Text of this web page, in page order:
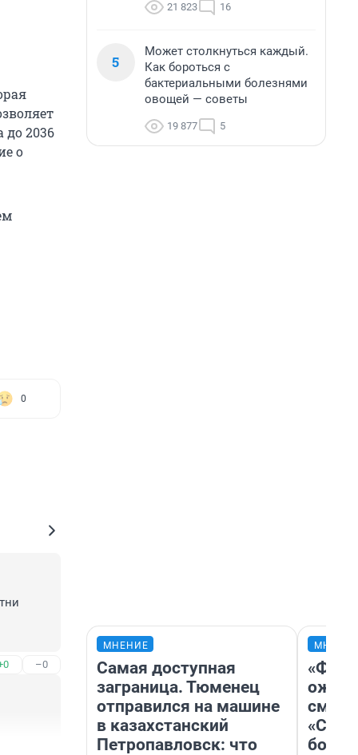
до 2036
о
0
не
–0
21 823 16
5
Может столкнуться каждый.
Как бороться с
бактериальными болезнями
овощей — советы
19 877 5
МНЕНИЕ
Самая доступная
заграница. Тюменец
отправился на машине
в казахстанский
Петропавловск: что